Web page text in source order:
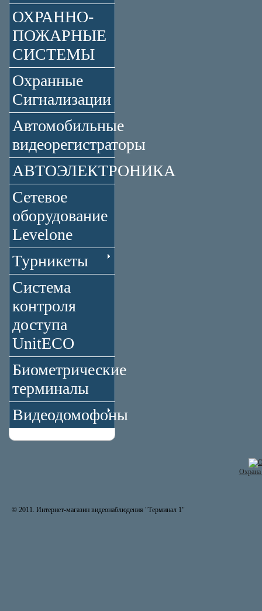
ОХРАННО-
ПОЖАРНЫЕ
СИСТЕМЫ
Охранные
Сигнализации
Автомобильные
видеорегистраторы
АВТОЭЛЕКТРОНИКА
Сетевое
оборудование
Levelone
Турникеты
Система
контроля
доступа
UnitECO
Биометрические
терминалы
Видеодомофоны
© 2011. Интернет-магазин видеонаблюдения "Терминал 1"